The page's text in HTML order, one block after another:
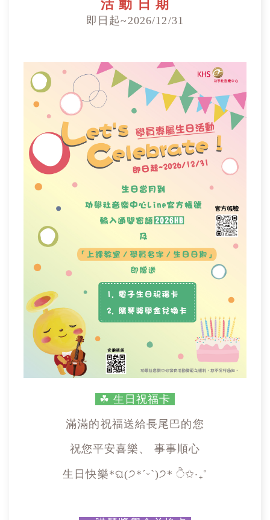
活 動 日 期
即日起~2026/12/31
☘ 生日祝福卡
滿滿的祝福送給長尾巴的您
祝您平安喜樂、 事事順心
生日快樂*ଘ(੭*ˊᵕˋ)੭* ੈ✩‧₊˚